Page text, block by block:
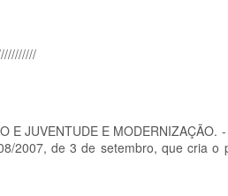
E JUVENTUDE E MODERNIZAÇÃO.
2007, de 3 de setembro, que cria o